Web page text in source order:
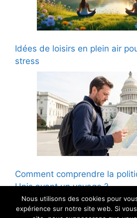
Idées de loisirs en plein air
stress
Comment comprendre la
Unis avant un voyage ?
Nous utilisons des cookies pour
expérience sur notre site web. Si